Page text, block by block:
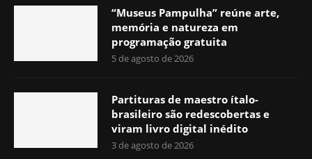
“Museus Pampulha” reúne arte,
memória e natureza em
programação gratuita
5 de agosto de 2026
Partituras de maestro ítalo-
brasileiro são redescobertas e
viram livro digital inédito
3 de agosto de 2026